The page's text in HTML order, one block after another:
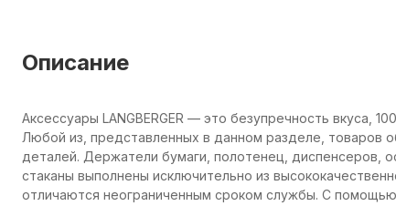
Описание
Аксессуары LANGBERGER — это безупречность вкуса,
Любой из, представленных в данном разделе, товаров
деталей. Держатели бумаги, полотенец, диспенсеров,
стаканы выполнены исключительно из
отличаются неограниченным сроком службы. С помощью